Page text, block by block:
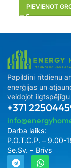
PIEVIENOT
Papildini rītdienu
enerģijas un
veidojot
+371
Darba laiks:
P.O.T.C.P. – 9.00-
Se.Sv. – Brīvs